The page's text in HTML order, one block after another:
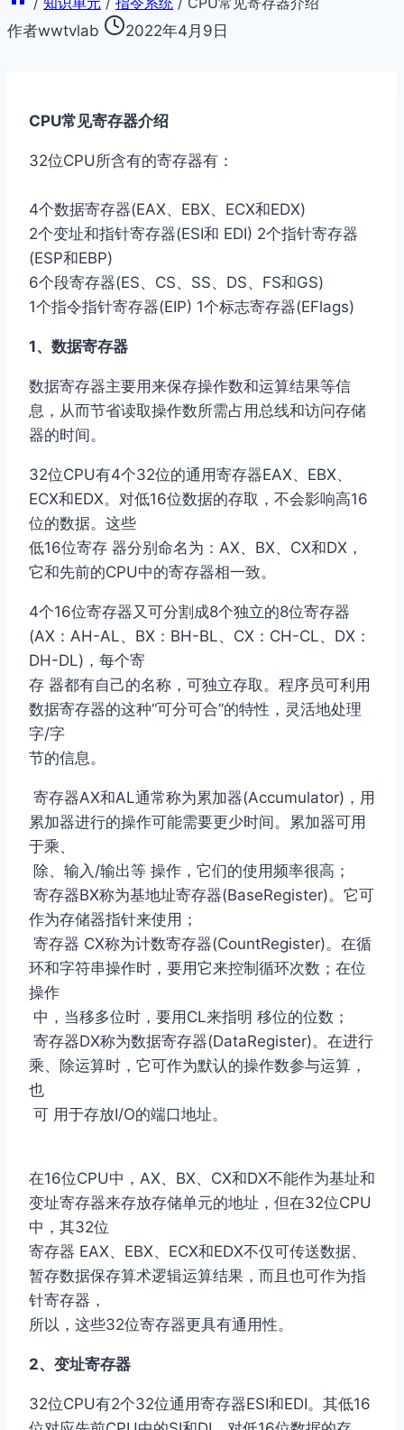
作者wwtvlab 2022年4月9日
CPU常见寄存器介绍
32位CPU所含有的寄存器有：
4个数据寄存器(EAX、EBX、ECX和EDX)
2个变址和指针寄存器(ESI和 EDI) 2个指针寄存器
(ESP和EBP)
6个段寄存器(ES、CS、SS、DS、FS和GS)
1个指令指针寄存器(EIP) 1个标志寄存器(EFlags)
1、数据寄存器
数据寄存器主要用来保存操作数和运算结果等信
息，从而节省读取操作数所需占用总线和访问存储
器的时间。
32位CPU有4个32位的通用寄存器EAX、EBX、
ECX和EDX。对低16位数据的存取，不会影响高16
位的数据。这些
低16位寄存 器分别命名为：AX、BX、CX和DX，
它和先前的CPU中的寄存器相一致。
4个16位寄存器又可分割成8个独立的8位寄存器
(AX：AH-AL、BX：BH-BL、CX：CH-CL、DX：
DH-DL)，每个寄
存 器都有自己的名称，可独立存取。程序员可利用
数据寄存器的这种“可分可合”的特性，灵活地处理
字/字
节的信息。
寄存器AX和AL通常称为累加器(Accumulator)，用
累加器进行的操作可能需要更少时间。累加器可用
于乘、
除、输入/输出等 操作，它们的使用频率很高；
寄存器BX称为基地址寄存器(BaseRegister)。它可
作为存储器指针来使用；
寄存器 CX称为计数寄存器(CountRegister)。在循
环和字符串操作时，要用它来控制循环次数；在位
操作
中，当移多位时，要用CL来指明 移位的位数；
寄存器DX称为数据寄存器(DataRegister)。在进行
乘、除运算时，它可作为默认的操作数参与运算，
也
可 用于存放I/O的端口地址。
在16位CPU中，AX、BX、CX和DX不能作为基址和
变址寄存器来存放存储单元的地址，但在32位CPU
中，其32位
寄存器 EAX、EBX、ECX和EDX不仅可传送数据、
暂存数据保存算术逻辑运算结果，而且也可作为指
针寄存器，
所以，这些32位寄存器更具有通用性。
2、变址寄存器
32位CPU有2个32位通用寄存器ESI和EDI。其低16